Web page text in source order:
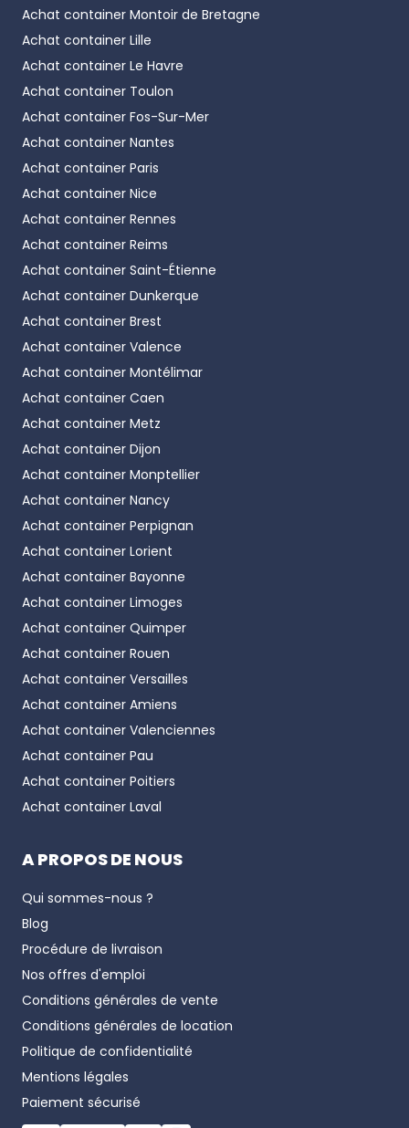
Achat container Montoir de Bretagne
Achat container Lille
Achat container Le Havre
Achat container Toulon
Achat container Fos-Sur-Mer
Achat container Nantes
Achat container Paris
Achat container Nice
Achat container Rennes
Achat container Reims
Achat container Saint-Étienne
Achat container Dunkerque
Achat container Brest
Achat container Valence
Achat container Montélimar
Achat container Caen
Achat container Metz
Achat container Dijon
Achat container Monptellier
Achat container Nancy
Achat container Perpignan
Achat container Lorient
Achat container Bayonne
Achat container Limoges
Achat container Quimper
Achat container Rouen
Achat container Versailles
Achat container Amiens
Achat container Valenciennes
Achat container Pau
Achat container Poitiers
Achat container Laval
A PROPOS DE NOUS
Qui sommes-nous ?
Blog
Procédure de livraison
Nos offres d'emploi
Conditions générales de vente
Conditions générales de location
Politique de confidentialité
Mentions légales
Paiement sécurisé